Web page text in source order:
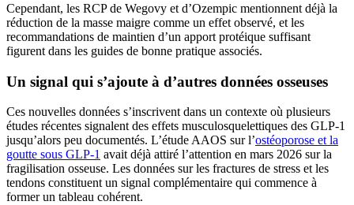
Cependant, les RCP de Wegovy et d’Ozempic mentionnent déjà la
réduction de la masse maigre comme un effet observé, et les
recommandations de maintien d’un apport protéique suffisant
figurent dans les guides de bonne pratique associés.
Un signal qui s’ajoute à d’autres données osseuses
Ces nouvelles données s’inscrivent dans un contexte où plusieurs
études récentes signalent des effets musculosquelettiques des GLP-1
jusqu’alors peu documentés. L’étude AAOS sur l’ostéoporose et la
goutte sous GLP-1 avait déjà attiré l’attention en mars 2026 sur la
fragilisation osseuse. Les données sur les fractures de stress et les
tendons constituent un signal complémentaire qui commence à
former un tableau cohérent.